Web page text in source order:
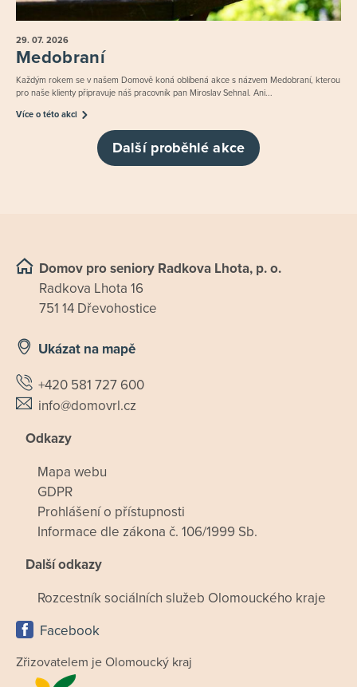
29. 07. 2026
Medobraní
Každým rokem se v našem Domově koná oblíbená akce s názvem Medobraní, kterou
pro naše klienty připravuje náš pracovník pan Miroslav Sehnal. Ani...
Více o této akci
Další proběhlé akce
Domov pro seniory Radkova Lhota, p. o.
Radkova Lhota 16
751 14 Dřevohostice
Ukázat na mapě
+420 581 727 600
info@domovrl.cz
Odkazy
Mapa webu
GDPR
Prohlášení o přístupnosti
Informace dle zákona č. 106/1999 Sb.
Další odkazy
Rozcestník sociálních služeb Olomouckého kraje
Facebook
Zřizovatelem je Olomoucký kraj